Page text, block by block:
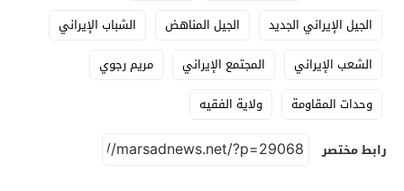
الجيل الإيراني الجديد
الجيل المناهض
الشباب الإيراني
الشعب الإيراني
المجتمع الإيراني
مريم رجوي
وحدات المقاومة
ولاية الفقيه
رابط مختصر